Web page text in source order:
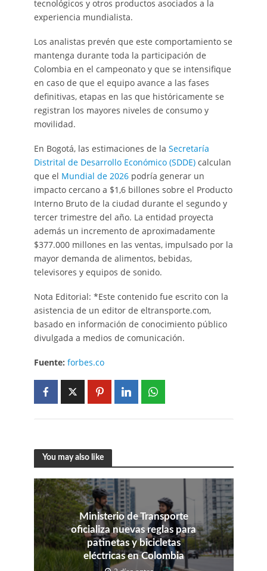
tecnológicos y otros productos asociados a la
experiencia mundialista.
Los analistas prevén que este comportamiento se
mantenga durante toda la participación de
Colombia en el campeonato y que se intensifique
en caso de que el equipo avance a las fases
definitivas, etapas en las que históricamente se
registran los mayores niveles de consumo y
movilidad.
En Bogotá, las estimaciones de la Secretaría
Distrital de Desarrollo Económico (SDDE)calculan
que el Mundial de 2026podría generar un
impacto cercano a $1,6 billones sobre el Producto
Interno Bruto de la ciudad durante el segundo y
tercer trimestre del año. La entidad proyecta
además un incremento de aproximadamente
$377.000 millones en las ventas, impulsado por la
mayor demanda de alimentos, bebidas,
televisores y equipos de sonido.
Nota Editorial: *Este contenido fue escrito con la
asistencia de un editor de eltransporte.com,
basado en información de conocimiento público
divulgada a medios de comunicación.
Fuente: forbes.co
You may also like
Ministerio de Transporte
oficializa nuevas reglas para
patinetas y bicicletas
eléctricas en Colombia